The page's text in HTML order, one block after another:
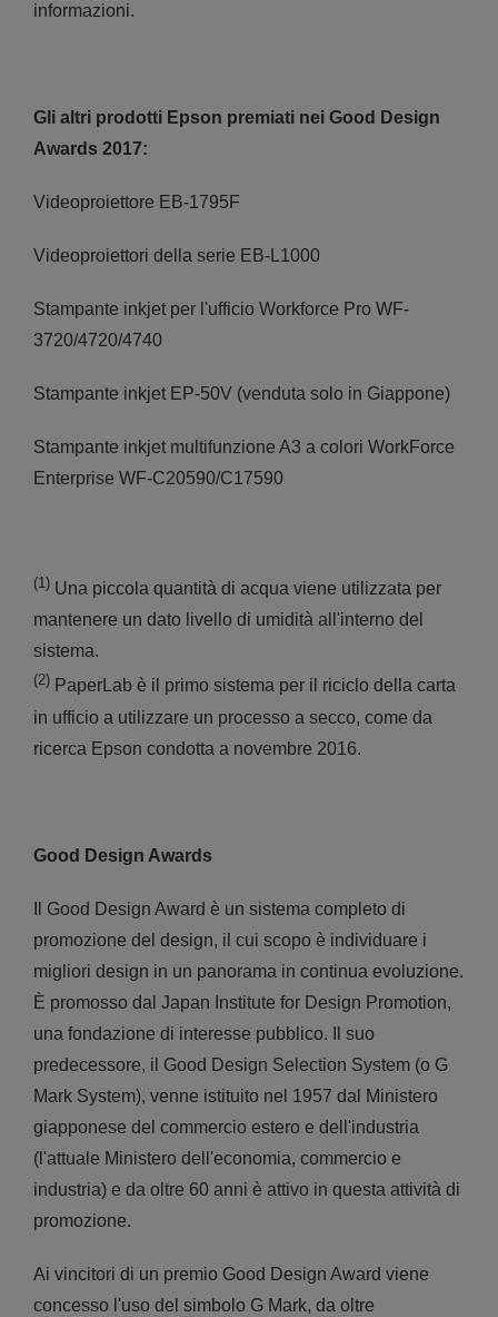
informazioni.
Gli altri prodotti Epson premiati nei Good Design
Awards 2017:
Videoproiettore EB-1795F
Videoproiettori della serie EB-L1000
Stampante inkjet per l'ufficio Workforce Pro WF-
3720/4720/4740
Stampante inkjet EP-50V (venduta solo in Giappone)
Stampante inkjet multifunzione A3 a colori WorkForce
Enterprise WF-C20590/C17590
(1) Una piccola quantità di acqua viene utilizzata per
mantenere un dato livello di umidità all'interno del
sistema.
(2) PaperLab è il primo sistema per il riciclo della carta
in ufficio a utilizzare un processo a secco, come da
ricerca Epson condotta a novembre 2016.
Good Design Awards
Il Good Design Award è un sistema completo di
promozione del design, il cui scopo è individuare i
migliori design in un panorama in continua evoluzione.
È promosso dal Japan Institute for Design Promotion,
una fondazione di interesse pubblico. Il suo
predecessore, il Good Design Selection System (o G
Mark System), venne istituito nel 1957 dal Ministero
giapponese del commercio estero e dell'industria
(l'attuale Ministero dell'economia, commercio e
industria) e da oltre 60 anni è attivo in questa attività di
promozione.
Ai vincitori di un premio Good Design Award viene
concesso l'uso del simbolo G Mark, da oltre